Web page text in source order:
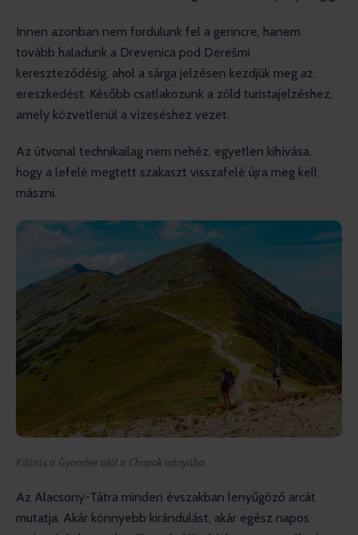
Innen azonban nem fordulunk fel a gerincre, hanem
tovább haladunk a Drevenica pod Derešmi
kereszteződésig, ahol a sárga jelzésen kezdjük meg az
ereszkedést. Később csatlakozunk a zöld turistajelzéshez,
amely közvetlenül a vízeséshez vezet.
Az útvonal technikailag nem nehéz, egyetlen kihívása,
hogy a lefelé megtett szakaszt visszafelé újra meg kell
mászni.
Kilátás a Gyömbér alól a Chopok irányába
Az Alacsony-Tátra minden évszakban lenyűgöző arcát
mutatja. Akár könnyebb kirándulást, akár egész napos